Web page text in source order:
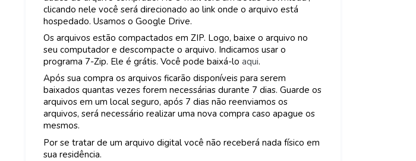
clicando nele você será direcionado ao link onde o arquivo está
hospedado. Usamos o Google Drive.
Os arquivos estão compactados em ZIP. Logo, baixe o arquivo no
seu computador e descompacte o arquivo. Indicamos usar o
programa 7-Zip. Ele é grátis. Você pode baixá-lo aqui.
Após sua compra os arquivos ficarão disponíveis para serem
baixados quantas vezes forem necessárias durante 7 dias. Guarde os
arquivos em um local seguro, após 7 dias não reenviamos os
arquivos, será necessário realizar uma nova compra caso apague os
mesmos.
Por se tratar de um arquivo digital você não receberá nada físico em
sua residência.